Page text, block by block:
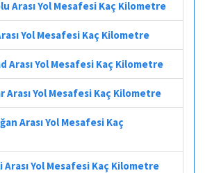
Arası Yol Mesafesi Kaç Kilometre
Yol Mesafesi Kaç Kilometre
Arası Yol Mesafesi Kaç Kilometre
Arası Yol Mesafesi Kaç Kilometre
Arası Yol Mesafesi Kaç
Arası Yol Mesafesi Kaç Kilometre